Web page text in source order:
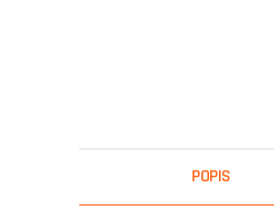
POPIS